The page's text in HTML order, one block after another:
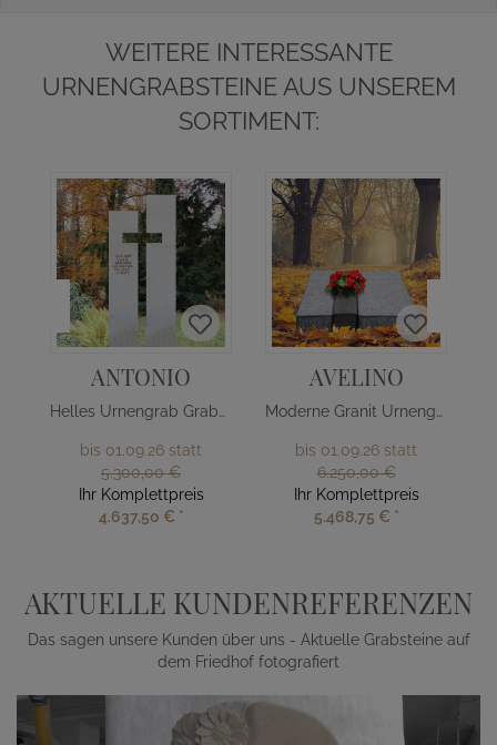
WEITERE INTERESSANTE
URNENGRABSTEINE AUS UNSEREM
SORTIMENT:
ANTONIO
Helles Urnengrab Grabmal mit Kreuz
bis 01.09.26 statt
5.300,00 €
Ihr Komplettpreis
4.637,50 € *
AVELINO
Moderne Granit Urnengrab Liegeplatte
bis 01.09.26 statt
6.250,00 €
Ihr Komplettpreis
5.468,75 € *
AKTUELLE KUNDENREFERENZEN
Das sagen unsere Kunden über uns - Aktuelle Grabsteine auf
dem Friedhof fotografiert